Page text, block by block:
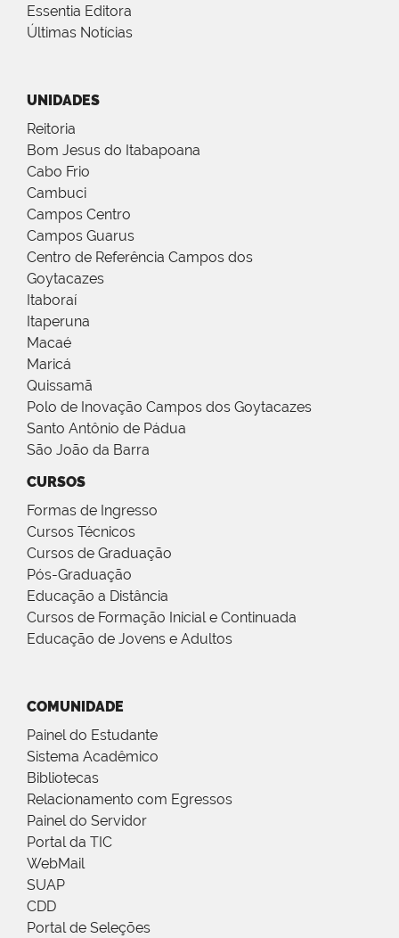
Essentia Editora
Últimas Notícias
UNIDADES
Reitoria
Bom Jesus do Itabapoana
Cabo Frio
Cambuci
Campos Centro
Campos Guarus
Centro de Referência Campos dos
Goytacazes
Itaboraí
Itaperuna
Macaé
Maricá
Quissamã
Polo de Inovação Campos dos Goytacazes
Santo Antônio de Pádua
São João da Barra
CURSOS
Formas de Ingresso
Cursos Técnicos
Cursos de Graduação
Pós-Graduação
Educação a Distância
Cursos de Formação Inicial e Continuada
Educação de Jovens e Adultos
COMUNIDADE
Painel do Estudante
Sistema Acadêmico
Bibliotecas
Relacionamento com Egressos
Painel do Servidor
Portal da TIC
WebMail
SUAP
CDD
Portal de Seleções